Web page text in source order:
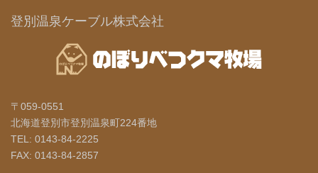
登別温泉ケーブル株式会社
〒059-0551
北海道登別市登別温泉町224番地
TEL: 0143-84-2225
FAX: 0143-84-2857